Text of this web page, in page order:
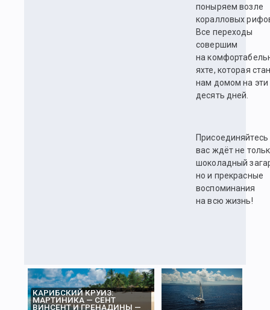
поныряем возле
коралловых
Все переходы
совершим
на
яхте, которая
нам домом на эти
десять дней.
вас ждёт не
шоколадный
но и прекрасные
воспоминания
на всю жизнь!
КАРИБСКИЙ КРУИЗ:
МАРТИНИКА — СЕНТ
ВИНСЕНТ И ГРЕНАДИНЫ —